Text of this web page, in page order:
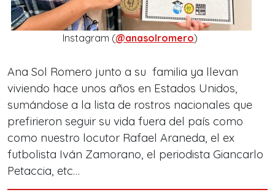
Instagram (@anasolromero)
Ana Sol Romero junto a su familia ya llevan
viviendo hace unos años en Estados Unidos,
sumándose a la lista de rostros nacionales que
prefirieron seguir su vida fuera del país como
como nuestro locutor Rafael Araneda, el ex
futbolista Iván Zamorano, el periodista Giancarlo
Petaccia, etc…